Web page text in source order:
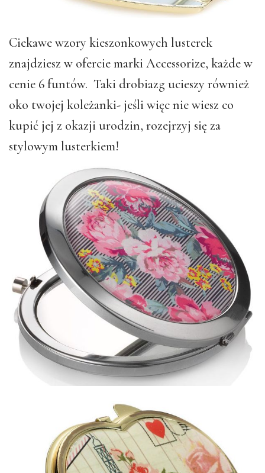
Ciekawe wzory kieszonkowych lusterek
znajdziesz w ofercie marki Accessorize, każde w
cenie 6 funtów. Taki drobiazg ucieszy również
oko twojej koleżanki- jeśli więc nie wiesz co
kupić jej z okazji urodzin, rozejrzyj się za
stylowym lusterkiem!